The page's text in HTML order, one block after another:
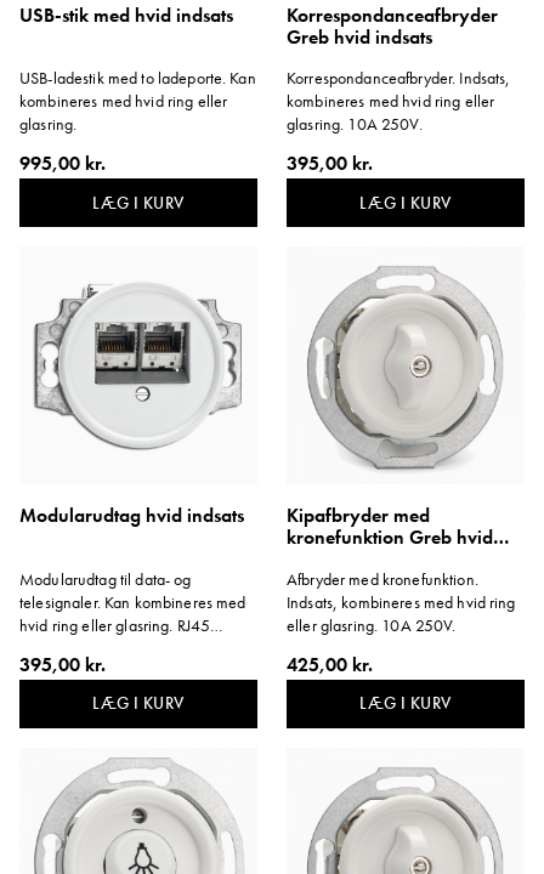
USB-stik med hvid indsats
USB-ladestik med to ladeporte. Kan
kombineres med hvid ring eller
glasring.
995,00 kr.
LÆG I KURV
Korrespondanceafbryder
Greb hvid indsats
Korrespondanceafbryder. Indsats,
kombineres med hvid ring eller
glasring. 10A 250V.
395,00 kr.
LÆG I KURV
Modularudtag hvid indsats
Modularudtag til data- og
telesignaler. Kan kombineres med
hvid ring eller glasring. RJ45
395,00 kr.
LÆG I KURV
Kipafbryder med
kronefunktion Greb hvid
Afbryder med kronefunktion.
Indsats, kombineres med hvid ring
eller glasring. 10A 250V.
425,00 kr.
LÆG I KURV